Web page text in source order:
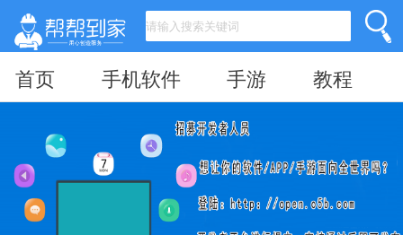
首页 手机软件 手游 教程